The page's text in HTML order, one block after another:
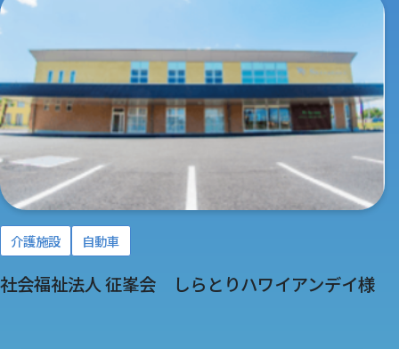
介護施設 自動車
社会福祉法人 征峯会 しらとりハワイアンデイ様